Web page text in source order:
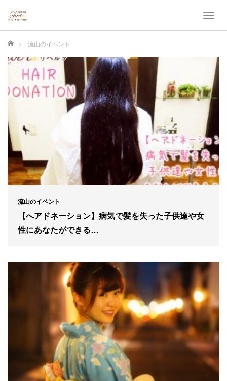
T
n
a
v
i
g
a
t
i
o
n
ホーム 流山のイベント
流山のイベント
【へアドネーション】病気で髪を失った子供達や女
性にあなたができる…